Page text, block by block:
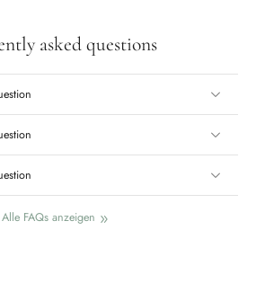
asked questions
Alle FAQs anzeigen